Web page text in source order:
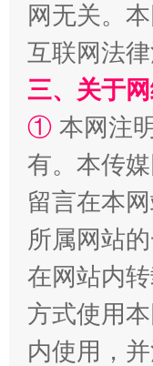
解纷+调解+
网无关。
互联网法
三、关于
① 本网注
有。本传
留言在本
所属网站
在网站内
方式使用
内使用，